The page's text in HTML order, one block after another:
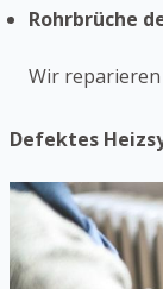
Rohrbrüche
Wir
Defektes